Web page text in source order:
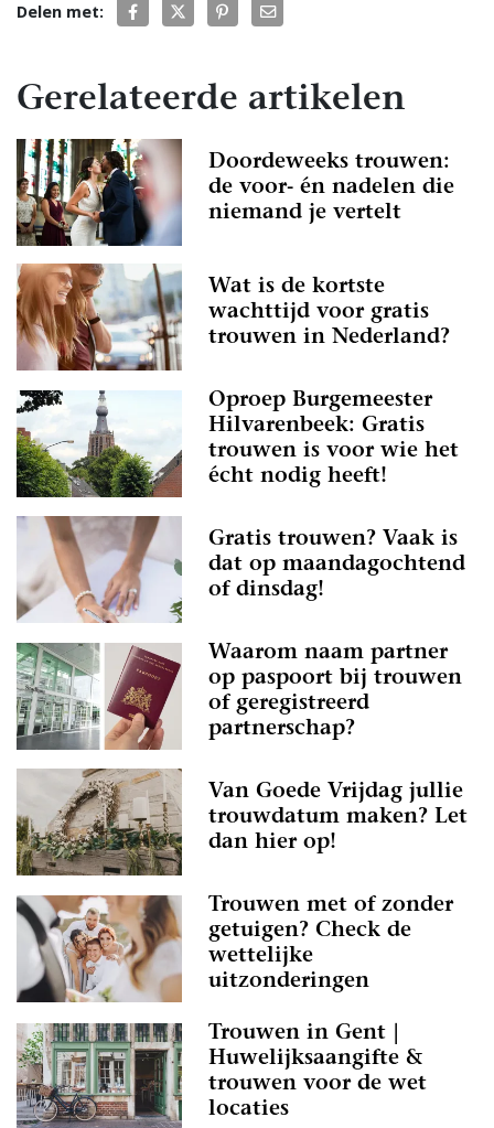
Delen met:
Gerelateerde artikelen
Doordeweeks trouwen:
de voor- én nadelen die
niemand je vertelt
Wat is de kortste
wachttijd voor gratis
trouwen in Nederland?
Oproep Burgemeester
Hilvarenbeek: Gratis
trouwen is voor wie het
écht nodig heeft!
Gratis trouwen? Vaak is
dat op maandagochtend
of dinsdag!
Waarom naam partner
op paspoort bij trouwen
of geregistreerd
partnerschap?
Van Goede Vrijdag jullie
trouwdatum maken? Let
dan hier op!
Trouwen met of zonder
getuigen? Check de
wettelijke
uitzonderingen
Trouwen in Gent |
Huwelijksaangifte &
trouwen voor de wet
locaties